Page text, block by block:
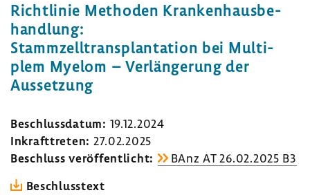
Richt­linie Methoden Kran­ken­haus­be­
hand­lung:
Stamm­zell­trans­plan­ta­tion bei Multi­
plem Myelom – Verlän­ge­rung der
Ausset­zung
Beschluss­datum: 19.12.2024
Inkraft­treten: 27.02.2025
Beschluss veröf­fent­licht:
BAnz AT 26.02.2025 B3
Beschluss­text